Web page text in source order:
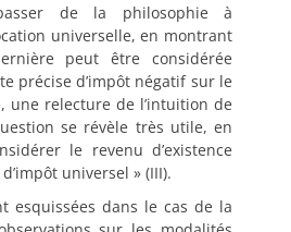
de la philosophie à
universelle, en montrant
peut être considérée
précise d’impôt négatif sur le
une relecture de l’intuition de
se révèle très utile, en
le revenu d’existence
universel » (III).
esquissées dans le cas de la